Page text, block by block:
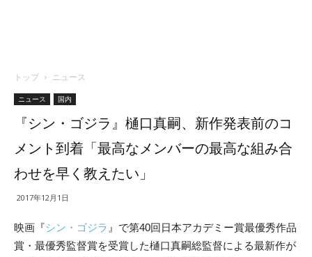
トップ ニュース
ニュース 国内
『シン・ゴジラ』樋口真嗣、新作発表前のコ
メント到着「最高なメンバーの最高な組み合
わせを早く教えたい」
2017年12月1日
映画『シン・ゴジラ 』で第40回日本アカデミー賞最優秀作品
賞・最優秀監督賞を受賞した樋口真嗣総監督による最新作が